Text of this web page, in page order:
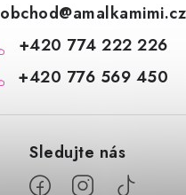
obchod@amalkamimi.cz
+420 774 222 226
+420 776 569 450